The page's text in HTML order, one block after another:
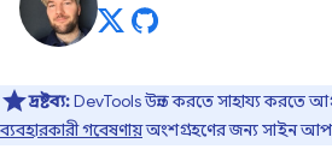
দ্রষ্টব্য:DevTools উন্নত করতে সাহায্য করতে
ব্যবহারকারী গবেষণায়অংশগ্রহণের জন্য সাইন